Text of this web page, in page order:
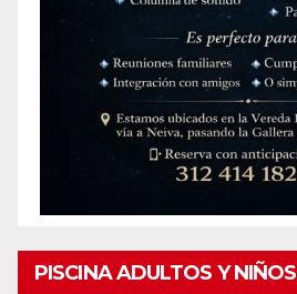
PISCINA ADULTOS Y NIÑOS